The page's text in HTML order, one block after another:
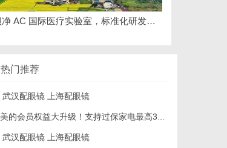
贝净 AC 国际医疗实验室，标准化研发体系全解析
热门推荐
武汉配眼镜 上海配眼镜
美的会员权益大升级！支持过保家电最高3000元免费维修
武汉配眼镜 上海配眼镜